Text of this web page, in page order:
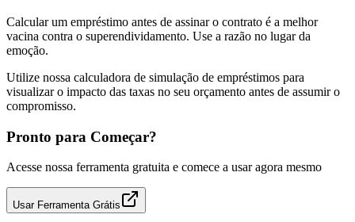
Calcular um empréstimo antes de assinar o contrato é a melhor
vacina contra o superendividamento. Use a razão no lugar da
emoção.
Utilize nossa calculadora de simulação de empréstimos para
visualizar o impacto das taxas no seu orçamento antes de assumir o
compromisso.
Pronto para Começar?
Acesse nossa ferramenta gratuita e comece a usar agora mesmo
Usar Ferramenta Grátis